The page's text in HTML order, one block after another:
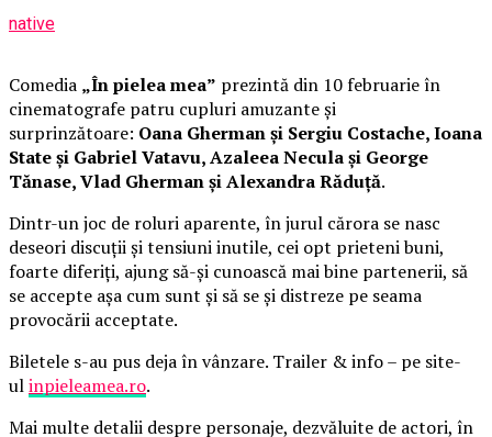
native
Comedia „În pielea mea” prezintă din 10 februarie în
cinematografe patru cupluri amuzante și
surprinzătoare: Oana Gherman și Sergiu Costache, Ioana
State și Gabriel Vatavu, Azaleea Necula și George
Tănase, Vlad Gherman și Alexandra Răduță.
Dintr-un joc de roluri aparente, în jurul cărora se nasc
deseori discuții și tensiuni inutile, cei opt prieteni buni,
foarte diferiți, ajung să-și cunoască mai bine partenerii, să
se accepte așa cum sunt și să se și distreze pe seama
provocării acceptate.
Biletele s-au pus deja în vânzare. Trailer & info – pe site-
ulinpieleamea.ro.
Mai multe detalii despre personaje, dezvăluite de actori, în